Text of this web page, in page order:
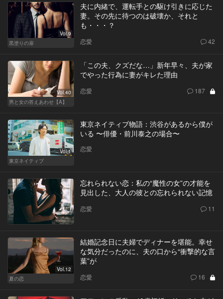
Vol.9
黒塗りの扉
夫に内緒で、運転手との駆け引きに応じた
妻。その先に待つのは破壊か、それと
も・・・？
恋愛 42
Vol.40
男と女の答えあわせ【A】
「この夫、クズだな…」新年早々、夫が家
でやった行為に妻がキレた理由
恋愛 187
Vol.1
東京ネイティブ
東京ネイティブ物語：渋谷があるから僕が
いる 〜俳優・前川泰之の場合〜
恋愛
忘れられない恋：私の“魔性の女”の才能を
見出した、大人の彼との忘れられない記憶
恋愛 11
Vol.12
夏の恋
結婚記念日に夫婦でディナーを堪能。幸せ
な気分だったのに、夫の口から“衝撃的な言
葉”が
恋愛 16